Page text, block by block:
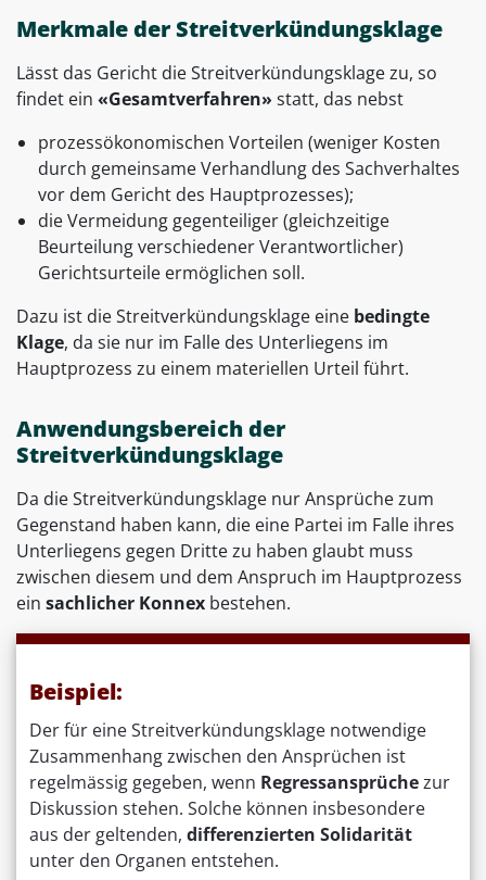
Merkmale der Streitverkündungsklage
Lässt das Gericht die Streitverkündungsklage zu, so
findet ein «Gesamtverfahren» statt, das nebst
prozessökonomischen Vorteilen (weniger Kosten
durch gemeinsame Verhandlung des Sachverhaltes
vor dem Gericht des Hauptprozesses);
die Vermeidung gegenteiliger (gleichzeitige
Beurteilung verschiedener Verantwortlicher)
Gerichtsurteile ermöglichen soll.
Dazu ist die Streitverkündungsklage eine bedingte
Klage, da sie nur im Falle des Unterliegens im
Hauptprozess zu einem materiellen Urteil führt.
Anwendungsbereich der
Streitverkündungsklage
Da die Streitverkündungsklage nur Ansprüche zum
Gegenstand haben kann, die eine Partei im Falle ihres
Unterliegens gegen Dritte zu haben glaubt muss
zwischen diesem und dem Anspruch im Hauptprozess
ein sachlicher Konnex bestehen.
Beispiel:
Der für eine Streitverkündungsklage notwendige
Zusammenhang zwischen den Ansprüchen ist
regelmässig gegeben, wenn Regressansprüchezur
Diskussion stehen. Solche können insbesondere
aus der geltenden, differenzierten Solidarität
unter den Organen entstehen.